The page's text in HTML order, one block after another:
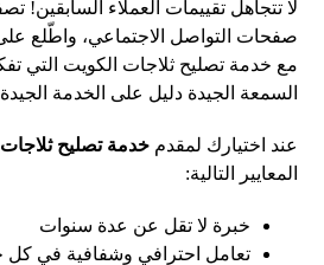
صفحات التواصل الاجتماعي، واطّلع
مع خدمة تصليح ثلاجات الكويت التي
السمعة الجيدة دليل على الخدمة
عند اختيارك لمقدمخدمة تصليح
المعايير التالية:
خبرة لا تقل عن عدة سنوات
تعامل احترافي وشفافية في